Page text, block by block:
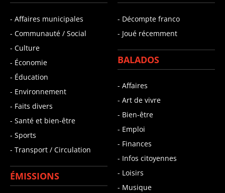
- Affaires municipales
- Communauté / Social
- Culture
- Économie
- Éducation
- Environnement
- Faits divers
- Santé et bien-être
- Sports
- Transport / Circulation
ÉMISSIONS
- Décompte franco
- Joué récemment
BALADOS
- Affaires
- Art de vivre
- Bien-être
- Emploi
- Finances
- Infos citoyennes
- Loisirs
- Musique